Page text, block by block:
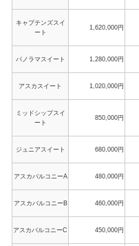
キャプテンズスイ
ート
1,620,000円
パノラマスイート 1,280,000円
アスカスイート 1,020,000円
ミッドシップスイ
ート
850,000円
ジュニアスイート 680,000円
アスカバルコニーA 480,000円
アスカバルコニーB 460,000円
アスカバルコニーC 450,000円